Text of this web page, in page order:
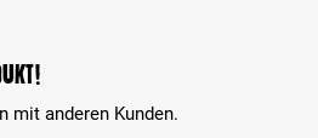
mit anderen Kunden.